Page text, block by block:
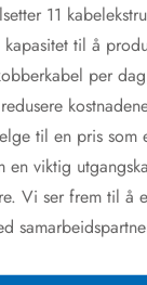
11
til å
per
til en pris som
en viktig
Vi ser frem til å